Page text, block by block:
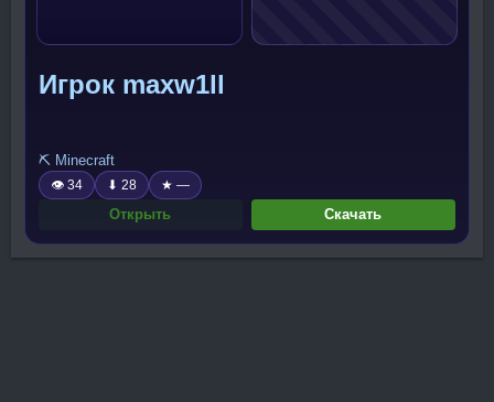
Игрок maxw1ll
⛏️ Minecraft
👁 34 ⬇ 28 ★ —
Открыть Скачать